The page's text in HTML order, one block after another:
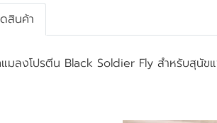
สินค้า
มลงโปรตีน Black Soldier Fly สำหรับสุนัข